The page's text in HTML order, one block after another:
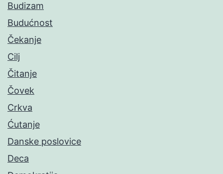
Budizam
Budućnost
Čekanje
Cilj
Čitanje
Čovek
Crkva
Ćutanje
Danske poslovice
Deca